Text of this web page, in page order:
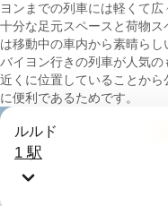
ヨンまでの列車には軽くて広
十分な足元スペースと荷物
は移動中の車内から素晴ら
バイヨン行きの列車が人気
近くに位置していることか
に便利であるためです。
ルルド
1 駅